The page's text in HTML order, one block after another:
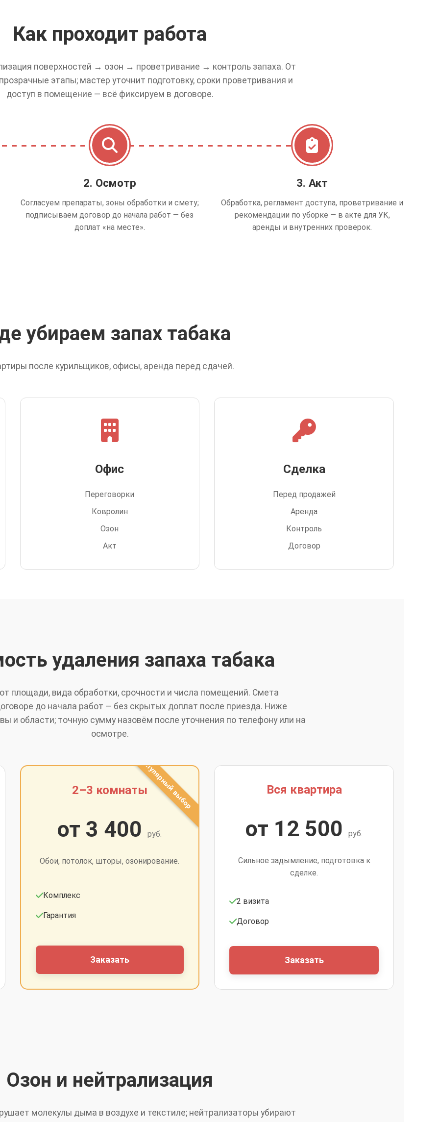
Как проходит работа
поверхностей → озон → проветривание → контроль запаха. От
этапы; мастер уточнит подготовку, сроки проветривания и
доступ в помещение — всё фиксируем в договоре.
2. Осмотр
Согласуем препараты, зоны обработки и смету;
подписываем договор до начала работ — без
доплат «на месте».
3. Акт
Обработка, регламент доступа, проветривание и
рекомендации по уборке — в акте для УК,
аренды и внутренних проверок.
убираем запах табака
после курильщиков, офисы, аренда перед сдачей.
Офис
Переговорки
Ковролин
Озон
Акт
Сделка
Перед продажей
Аренда
Контроль
Договор
удаления запаха табака
площади, вида обработки, срочности и числа помещений. Смета
до начала работ — без скрытых доплат после приезда. Ниже
и области; точную сумму назовём после уточнения по телефону или на
осмотре.
2–3 комнаты
от 3 400руб.
Обои, потолок, шторы, озонирование.
Комплекс
Гарантия
Заказать
Вся квартира
от 12 500руб.
Сильное задымление, подготовка к
сделке.
2 визита
Договор
Заказать
Озон и нейтрализация
молекулы дыма в воздухе и текстиле; нейтрализаторы убирают